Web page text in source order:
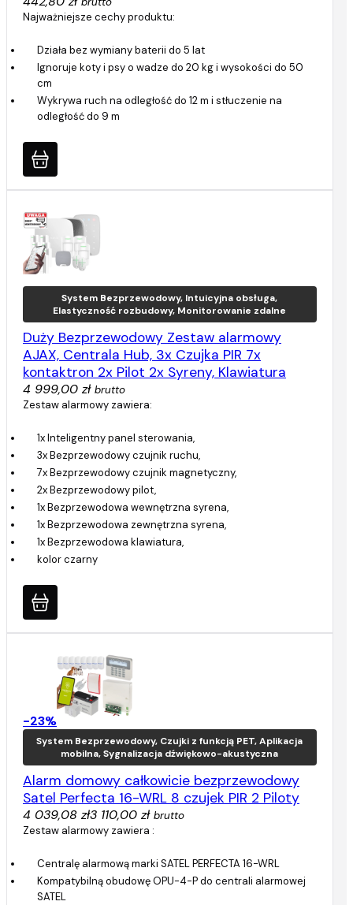
Najważniejsze cechy produktu:
Działa bez wymiany baterii do 5 lat
Ignoruje koty i psy o wadze do 20 kg i wysokości do 50
cm
Wykrywa ruch na odległość do 12 m i stłuczenie na
odległość do 9 m
System Bezprzewodowy, Intuicyjna obsługa,
Elastyczność rozbudowy, Monitorowanie zdalne
Duży Bezprzewodowy Zestaw alarmowy
AJAX, Centrala Hub, 3x Czujka PIR 7x
kontaktron 2x Pilot 2x Syreny, Klawiatura
4 999,00 zł brutto
Zestaw alarmowy zawiera:
1x Inteligentny panel sterowania,
3x Bezprzewodowy czujnik ruchu,
7x Bezprzewodowy czujnik magnetyczny,
2x Bezprzewodowy pilot,
1x Bezprzewodowa wewnętrzna syrena,
1x Bezprzewodowa zewnętrzna syrena,
1x Bezprzewodowa klawiatura,
kolor czarny
-23%
System Bezprzewodowy, Czujki z funkcją PET, Aplikacja
mobilna, Sygnalizacja dźwiękowo-akustyczna
Alarm domowy całkowicie bezprzewodowy
Satel Perfecta 16-WRL 8 czujek PIR 2 Piloty
4 039,08 zł3 110,00 zł brutto
Zestaw alarmowy zawiera :
Centralę alarmową marki SATEL PERFECTA 16-WRL
Kompatybilną obudowę OPU-4-P do centrali alarmowej
SATEL